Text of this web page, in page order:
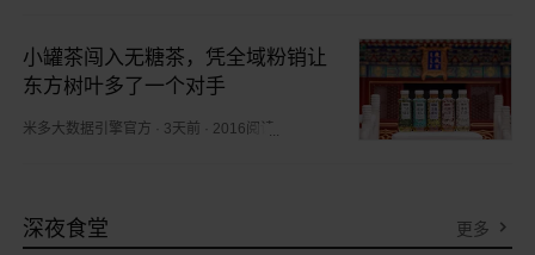
小罐茶闯入无糖茶，凭全域粉销让
东方树叶多了一个对手
米多大数据引擎官方 3天前 2016阅读
深夜食堂 更多